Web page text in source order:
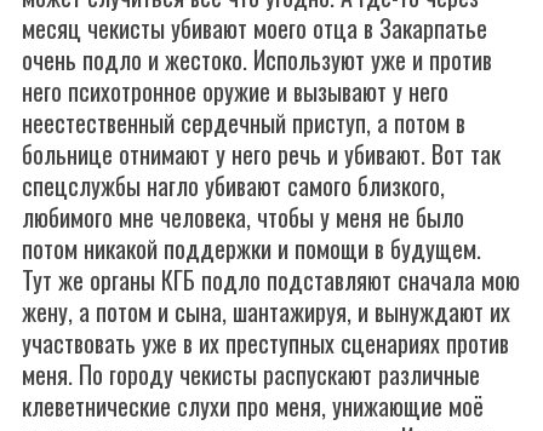
месяц чекисты убивают моего отца в Закарпатье
очень подло и жестоко. Используют уже и против
него психотронное оружие и вызывают у него
неестественный сердечный приступ, а потом в
больнице отнимают у него речь и убивают. Вот так
спецслужбы нагло убивают самого близкого,
любимого мне человека, чтобы у меня не было
потом никакой поддержки и помощи в будущем.
Тут же органы КГБ подло подставляют сначала мою
жену, а потом и сына, шантажируя, и вынуждают их
участвовать уже в их преступных сценариях против
меня. По городу чекисты распускают различные
клеветнические слухи про меня, унижающие моё